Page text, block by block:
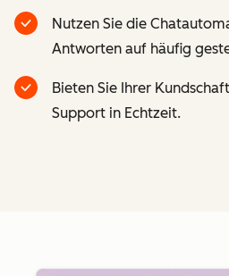
Nutzen Sie die
Antworten auf häufig
Bieten Sie Ihrer
Support in Echtzeit.